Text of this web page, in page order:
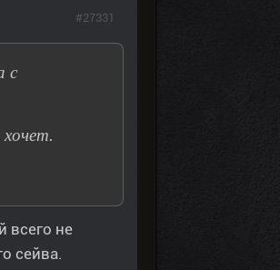
с
всего не
сейва.
#27331